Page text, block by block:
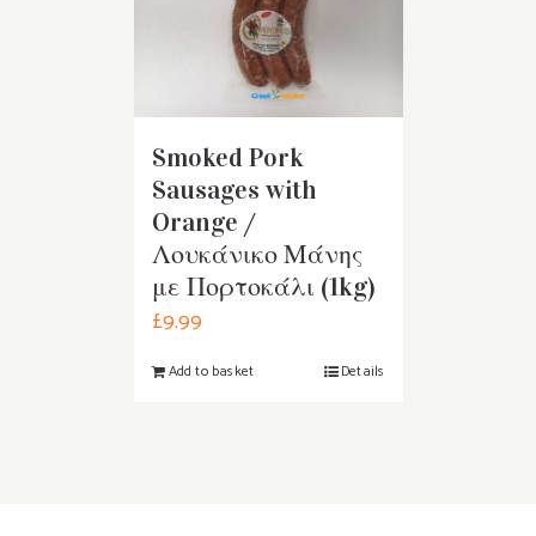
Smoked Pork
Sausages with
Orange /
Λουκάνικο Μάνης
με Πορτοκάλι (1kg)
£9.99
Add to basket Details